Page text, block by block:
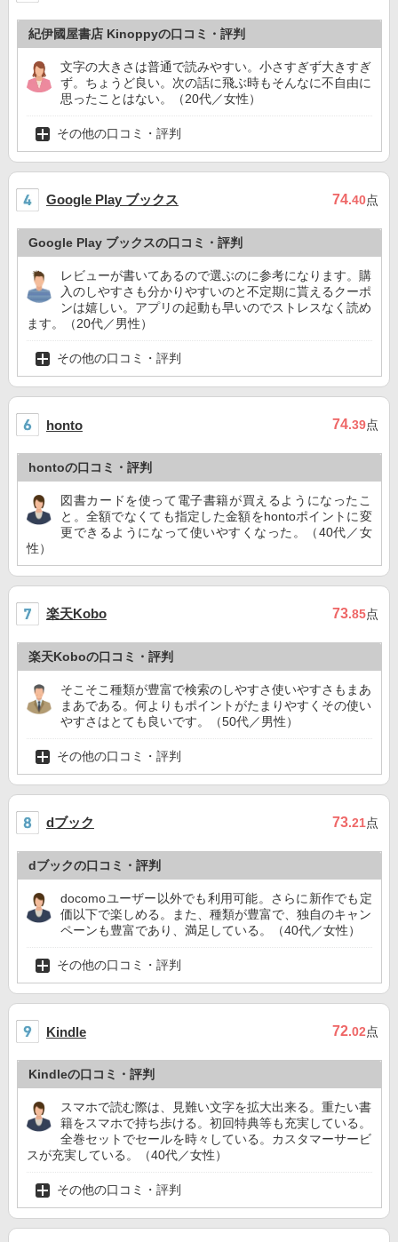
紀伊國屋書店 Kinoppyの口コミ・評判
文字の大きさは普通で読みやすい。小さすぎず大きすぎ
ず。ちょうど良い。次の話に飛ぶ時もそんなに不自由に
思ったことはない。（20代／女性）
その他の口コミ・評判
Google Play ブックス 74.40点
Google Play ブックスの口コミ・評判
レビューが書いてあるので選ぶのに参考になります。購
入のしやすさも分かりやすいのと不定期に貰えるクーポ
ンは嬉しい。アプリの起動も早いのでストレスなく読め
ます。（20代／男性）
その他の口コミ・評判
honto 74.39点
hontoの口コミ・評判
図書カードを使って電子書籍が買えるようになったこ
と。全額でなくても指定した金額をhontoポイントに変
更できるようになって使いやすくなった。（40代／女
性）
楽天Kobo 73.85点
楽天Koboの口コミ・評判
そこそこ種類が豊富で検索のしやすさ使いやすさもまあ
まあである。何よりもポイントがたまりやすくその使い
やすさはとても良いです。（50代／男性）
その他の口コミ・評判
dブック 73.21点
dブックの口コミ・評判
docomoユーザー以外でも利用可能。さらに新作でも定
価以下で楽しめる。また、種類が豊富で、独自のキャン
ペーンも豊富であり、満足している。（40代／女性）
その他の口コミ・評判
Kindle 72.02点
Kindleの口コミ・評判
スマホで読む際は、見難い文字を拡大出来る。重たい書
籍をスマホで持ち歩ける。初回特典等も充実している。
全巻セットでセールを時々している。カスタマーサービ
スが充実している。（40代／女性）
その他の口コミ・評判